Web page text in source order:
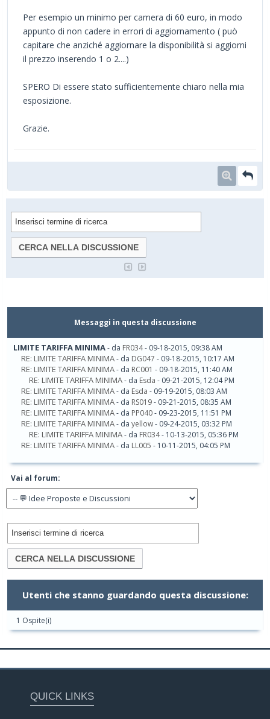
Per esempio un minimo per camera di 60 euro, in modo
appunto di non cadere in errori di aggiornamento ( può
capitare che anziché aggiornare la disponibilità si aggiorni
il prezzo inserendo 1 o 2....)
SPERO Di essere stato sufficientemente chiaro nella mia
esposizione.
Grazie.
Messaggi in questa discussione
LIMITE TARIFFA MINIMA- da FR034- 09-18-2015, 09:38 AM
RE: LIMITE TARIFFA MINIMA- da DG047 - 09-18-2015, 10:17 AM
RE: LIMITE TARIFFA MINIMA- da RC001 - 09-18-2015, 11:40 AM
RE: LIMITE TARIFFA MINIMA- da Esda - 09-21-2015, 12:04 PM
RE: LIMITE TARIFFA MINIMA- da Esda - 09-19-2015, 08:03 AM
RE: LIMITE TARIFFA MINIMA- da RS019- 09-21-2015, 08:35 AM
RE: LIMITE TARIFFA MINIMA- da PP040- 09-23-2015, 11:51 PM
RE: LIMITE TARIFFA MINIMA- da yellow- 09-24-2015, 03:32 PM
RE: LIMITE TARIFFA MINIMA- da FR034- 10-13-2015, 05:36 PM
RE: LIMITE TARIFFA MINIMA- da LL005 - 10-11-2015, 04:05 PM
Vai al forum:
Utenti che stanno guardando questa discussione:
1 Ospite(i)
QUICK LINKS